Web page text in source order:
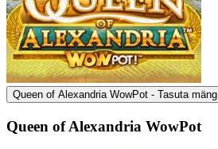
Queen of Alexandria WowPot - Tasuta mäng
Queen of Alexandria WowPot